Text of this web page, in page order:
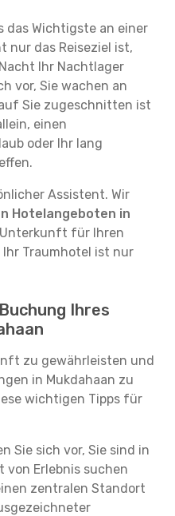
das Wichtigste an einer
nur das Reiseziel ist,
Ihr Nachtlager
vor, Sie wachen an
Sie zugeschnitten ist
einen
oder Ihr lang
Assistent. Wir
Hotelangeboten in
für Ihren
Traumhotel ist nur
Ihres
zu gewährleisten und
in Mukdahaan zu
wichtigen Tipps für
Sie sich vor, Sie sind in
von Erlebnis suchen
zentralen Standort